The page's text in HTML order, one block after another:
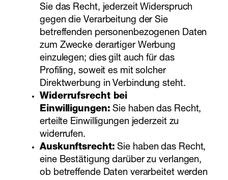
Sie das Recht, jederzeit Widerspruch
gegen die Verarbeitung der Sie
betreffenden personenbezogenen Daten
zum Zwecke derartiger Werbung
einzulegen; dies gilt auch für das
Profiling, soweit es mit solcher
Direktwerbung in Verbindung steht.
Widerrufsrecht bei
Einwilligungen: Sie haben das Recht,
erteilte Einwilligungen jederzeit zu
widerrufen.
Auskunftsrecht: Sie haben das Recht,
eine Bestätigung darüber zu verlangen,
ob betreffende Daten verarbeitet werden